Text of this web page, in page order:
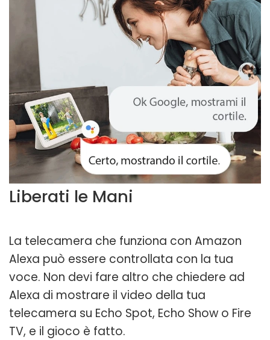
Liberati le Mani
La telecamera che funziona con Amazon
Alexa può essere controllata con la tua
voce. Non devi fare altro che chiedere ad
Alexa di mostrare il video della tua
telecamera su Echo Spot, Echo Show o Fire
TV, e il gioco è fatto.